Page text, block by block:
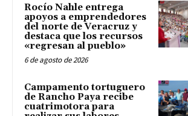
Rocío Nahle entrega
apoyos a emprendedores
del norte de Veracruz y
destaca que los recursos
«regresan al pueblo»
6 de agosto de 2026
Campamento tortuguero
de Rancho Paya recibe
cuatrimotora para